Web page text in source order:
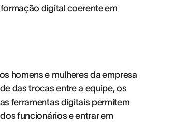
digital coerente em
homens e mulheres da empresa
das trocas entre a equipe, os
ferramentas digitais permitem
funcionários e entrar em